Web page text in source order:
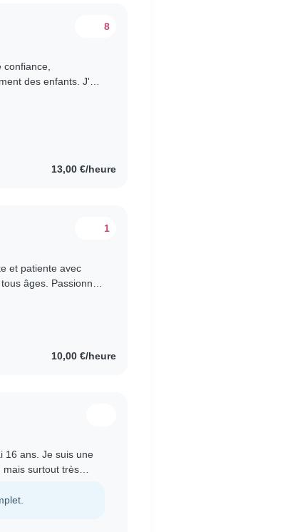
8
des enfants. J'ai
13,00 €/heure
1
et patiente avec
âges. Passionnée
10,00 €/heure
16 ans. Je suis une
mais surtout très